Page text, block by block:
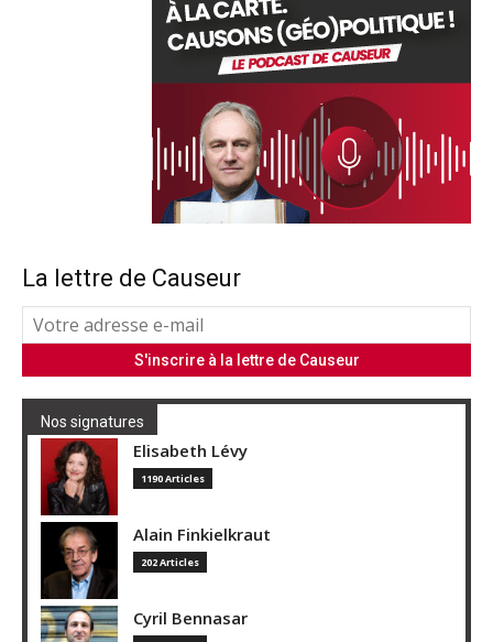
La lettre de Causeur
Nos signatures
Elisabeth Lévy
1190 Articles
Alain Finkielkraut
202 Articles
Cyril Bennasar